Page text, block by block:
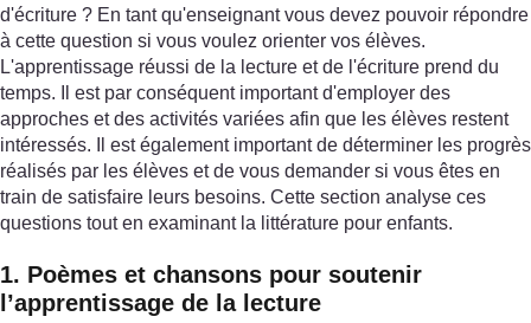
d'écriture ? En tant qu'enseignant vous devez pouvoir répondre
à cette question si vous voulez orienter vos élèves.
L'apprentissage réussi de la lecture et de l'écriture prend du
temps. Il est par conséquent important d'employer des
approches et des activités variées afin que les élèves restent
intéressés. Il est également important de déterminer les progrès
réalisés par les élèves et de vous demander si vous êtes en
train de satisfaire leurs besoins. Cette section analyse ces
questions tout en examinant la littérature pour enfants.
1. Poèmes et chansons pour soutenir
l’apprentissage de la lecture